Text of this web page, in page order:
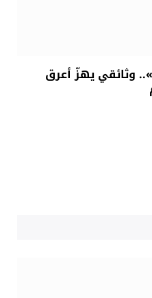
وثائقي يهزّ أعرق